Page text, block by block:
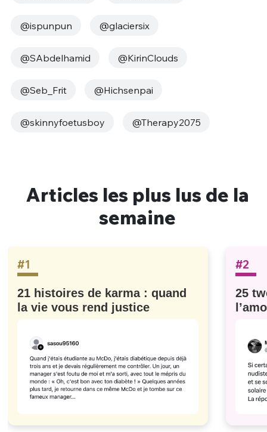
@ispunpun @glaciersix
@SAbdelhamid @KirinClouds
@Seb_Frit @Hichsenpai
@skinnyfoetusboy @Therapy2075
Articles les plus lus de la
semaine
#1
21 histoires de karma : quand
la vie vous rend justice
#2
25